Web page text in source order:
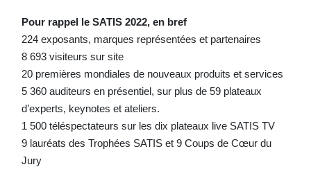
Pour rappel le SATIS 2022, en bref
224 exposants, marques représentées et partenaires
8 693 visiteurs sur site
20 premières mondiales de nouveaux produits et services
5 360 auditeurs en présentiel, sur plus de 59 plateaux
d’experts, keynotes et ateliers.
1 500 téléspectateurs sur les dix plateaux live SATIS TV
9 lauréats des Trophées SATIS et 9 Coups de Cœur du
Jury